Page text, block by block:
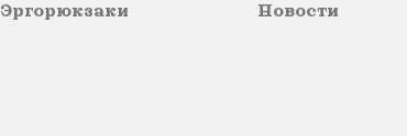
Эргорюкзаки
Новости